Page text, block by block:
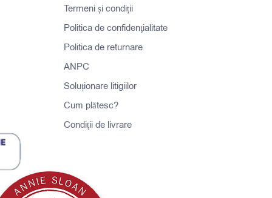
Termeni și condiții
Politica de confidenţialitate
Politica de returnare
ANPC
Soluționare litigiilor
Cum plătesc?
Condiții de livrare